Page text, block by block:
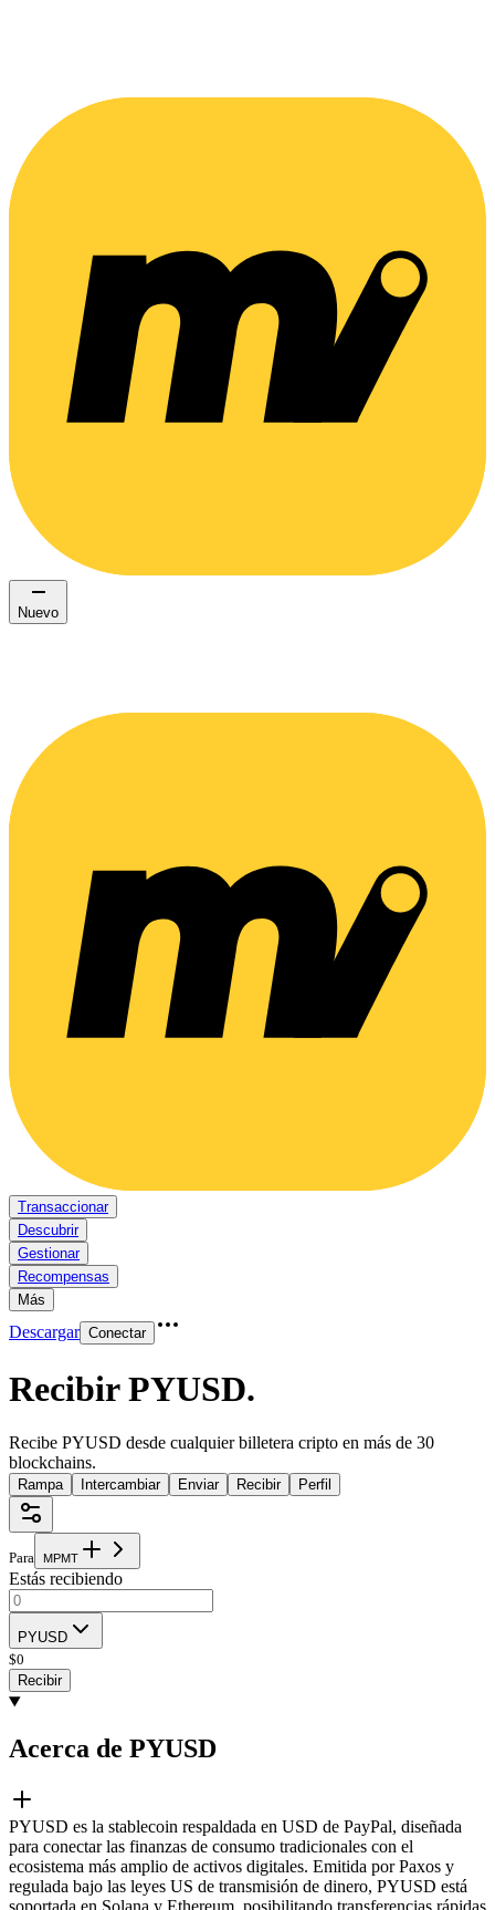
Nuevo
Transaccionar
Descubrir
Gestionar
Recompensas
Más
Descargar Conectar
Recibir PYUSD.
Recibe PYUSD desde cualquier billetera cripto en más de 30
blockchains.
Rampa Intercambiar Enviar Recibir Perfil
Para MPMT
Estás recibiendo
PYUSD
$0
Recibir
Acerca de PYUSD
PYUSD es la stablecoin respaldada en USD de PayPal, diseñada
para conectar las finanzas de consumo tradicionales con el
ecosistema más amplio de activos digitales. Emitida por Paxos y
regulada bajo las leyes US de transmisión de dinero, PYUSD está
soportada en Solana y Ethereum, posibilitando transferencias rápidas